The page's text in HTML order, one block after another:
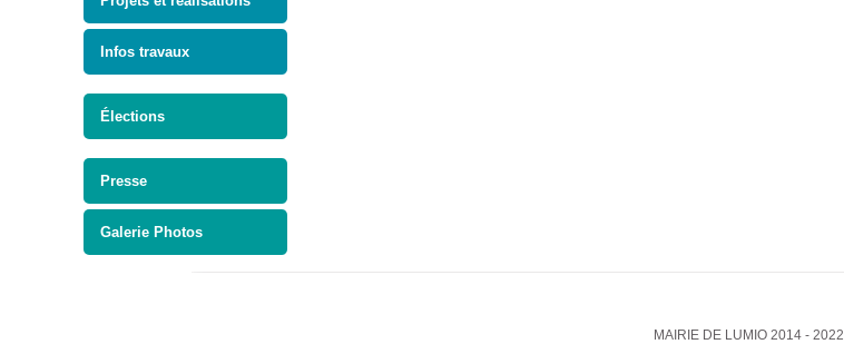
Infos travaux
Élections
Presse
Galerie Photos
MAIRIE DE LUMIO 2014 - 2022